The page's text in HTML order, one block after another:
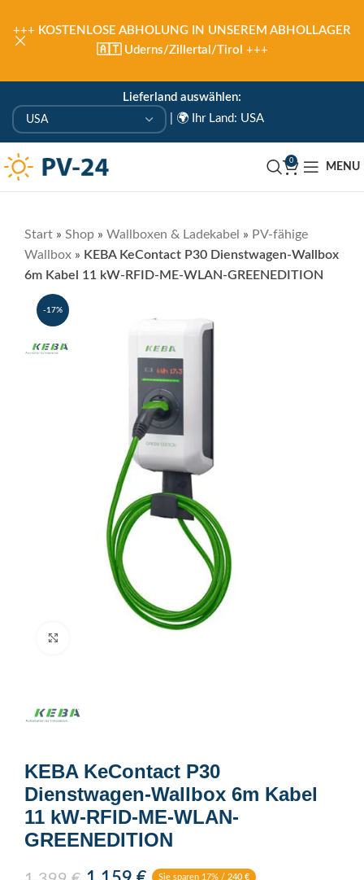
Lieferland auswählen:
🌍 Ihr Land: USA
0
MENU
Start » Shop » Wallboxen & Ladekabel » PV-fähige
Wallbox » KEBA KeContact P30 Dienstwagen-Wallbox
6m Kabel 11 kW-RFID-ME-WLAN-GREENEDITION
-17%
KEBA KeContact P30
Dienstwagen-Wallbox 6m Kabel
11 kW-RFID-ME-WLAN-
GREENEDITION
Sie sparen 17% / 240 €
+++ KOSTENLOSE ABHOLUNG IN UNSEREM ABHOLLAGER
🇦🇹 Uderns/Zillertal/Tirol +++